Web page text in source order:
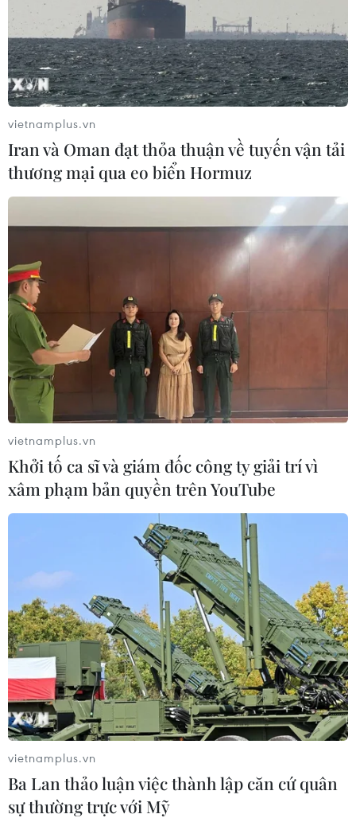
Mỹ hoãn thuế quan giúp giá dầu dứt chuỗi
giảm ba tuần liên tiếp
Giá dầu Brent kỳ hạn tăng 23 xu Mỹ (tương đương
0,3%) lên 75,25 USD/thùng vào đầu giờ chiều, trong khi
giá dầu thô ngọt nhẹ Mỹ (WTI) tăng 16 xu Mỹ (0,2%) lên
71,45 USD/thùng.
Giá dầu thế giới tăng trở lại do sự cố
đường ống tại biển Caspi
18/02/2025 01:07
Trong phiên giao dịch ngày 17/2, giá dầu Brent Biển Bắc
tăng 48 xu Mỹ lên 75,22 USD/thùng; giá dầu thô ngọt
nhẹ WTI của Mỹ tăng 65 xu Mỹ lên 71,39 USD/thùng.
vietnamplus.vn
Iran và Oman đạt thỏa thuận về tuyến vận tải
thương mại qua eo biển Hormuz
vietnamplus.vn
Khởi tố ca sĩ và giám đốc công ty giải trí vì
xâm phạm bản quyền trên YouTube
vietnamplus.vn
Ba Lan thảo luận việc thành lập căn cứ quân
sự thường trực với Mỹ